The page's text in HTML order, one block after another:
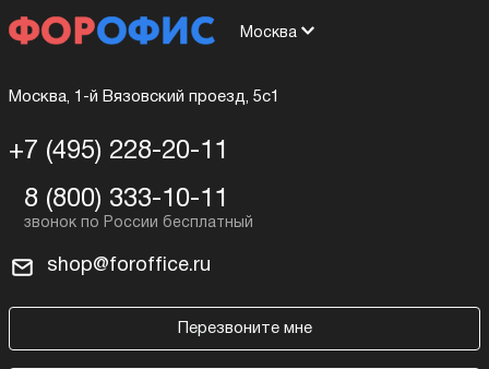
Москва
Москва, 1-й Вязовский проезд, 5с1
+7 (495) 228-20-11
8 (800) 333-10-11
shop@foroffice.ru
Перезвоните мне